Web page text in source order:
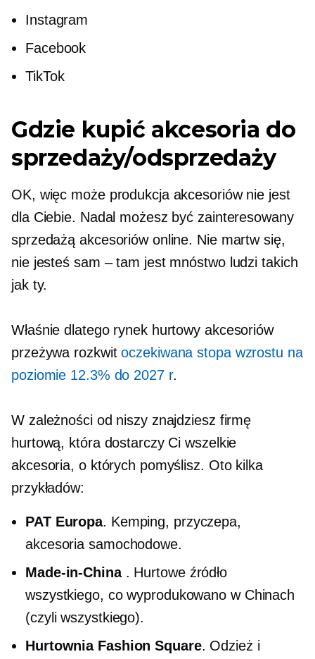
Instagram
Facebook
TikTok
Gdzie kupić akcesoria do
sprzedaży/odsprzedaży
OK, więc może produkcja akcesoriów nie jest
dla Ciebie. Nadal możesz być zainteresowany
sprzedażą akcesoriów online. Nie martw się,
nie jesteś sam – tam jest mnóstwo ludzi takich
jak ty.
Właśnie dlatego rynek hurtowy akcesoriów
przeżywa rozkwitoczekiwana stopa wzrostu na
poziomie 12.3% do 2027 r.
W zależności od niszy znajdziesz firmę
hurtową, która dostarczy Ci wszelkie
akcesoria, o których pomyślisz. Oto kilka
przykładów:
PAT Europa. Kemping, przyczepa,
akcesoria samochodowe.
Made-in-China . Hurtowe źródło
wszystkiego, co wyprodukowano w Chinach
(czyli wszystkiego).
Hurtownia Fashion Square. Odzież i